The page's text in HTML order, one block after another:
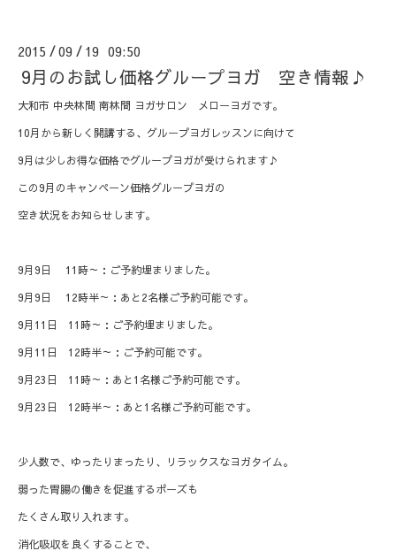
2015 /09 / 19 09:50
9月のお試し価格グループヨガ 空き情報♪
大和市 中央林間 南林間 ヨガサロン メローヨガです。
10月から新しく開講する、グループヨガレッスンに向けて
9月は少しお得な価格でグループヨガが受けられます♪
この9月のキャンペーン価格グループヨガの
空き状況をお知らせします。
9月9日 11時～：ご予約埋まりました。
9月9日 12時半～：あと2名様ご予約可能です。
9月11日 11時～：ご予約埋まりました。
9月11日 12時半～：ご予約可能です。
9月23日 11時～：あと1名様ご予約可能です。
9月23日 12時半～：あと1名様ご予約可能です。
少人数で、ゆったりまったり、リラックスなヨガタイム。
弱った胃腸の働きを促進するポーズも
たくさん取り入れます。
消化吸収を良くすることで、